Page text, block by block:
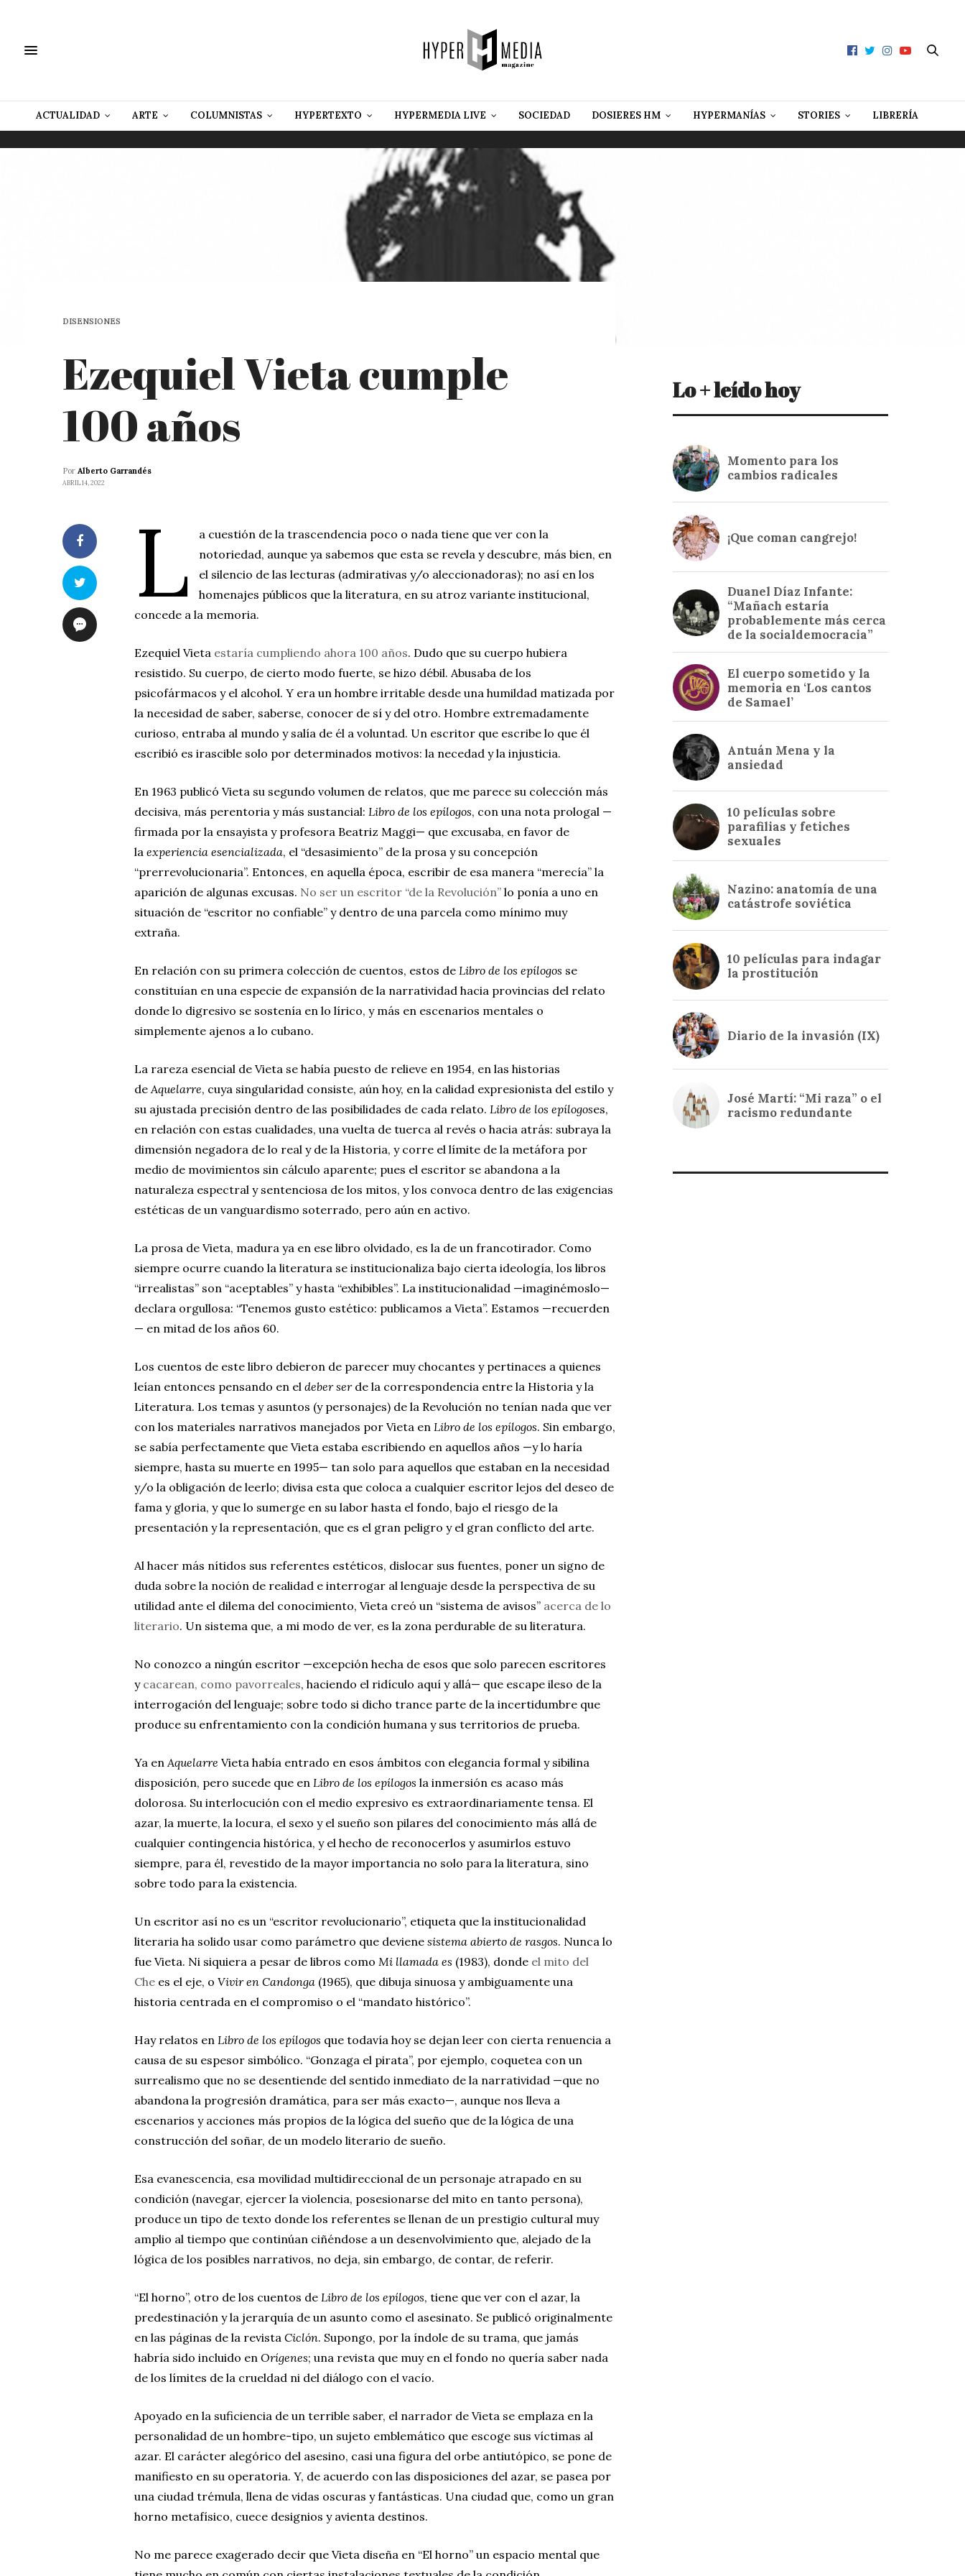
ACTUALIDAD ARTE COLUMNISTAS HYPERTEXTO HYPERMEDIA LIVE SOCIEDAD DOSIERES HM HYPERMANÍAS STORIES LIBRERÍA
DISENSIONES
Ezequiel Vieta cumple
100 años
Por Alberto Garrandés
ABRIL 14, 2022
L
a cuestión de la trascendencia poco o nada tiene que ver con la
notoriedad, aunque ya sabemos que esta se revela y descubre, más bien, en
el silencio de las lecturas (admirativas y/o aleccionadoras); no así en los
homenajes públicos que la literatura, en su atroz variante institucional,
concede a la memoria.
Ezequiel Vieta estaría cumpliendo ahora 100 años. Dudo que su cuerpo hubiera
resistido. Su cuerpo, de cierto modo fuerte, se hizo débil. Abusaba de los
psicofármacos y el alcohol. Y era un hombre irritable desde una humildad matizada por
la necesidad de saber, saberse, conocer de sí y del otro. Hombre extremadamente
curioso, entraba al mundo y salía de él a voluntad. Un escritor que escribe lo que él
escribió es irascible solo por determinados motivos: la necedad y la injusticia.
En 1963 publicó Vieta su segundo volumen de relatos, que me parece su colección más
decisiva, más perentoria y más sustancial: Libro de los epílogos, con una nota prologal —
firmada por la ensayista y profesora Beatriz Maggi— que excusaba, en favor de
la experiencia esencializada, el “desasimiento” de la prosa y su concepción
“prerrevolucionaria”. Entonces, en aquella época, escribir de esa manera “merecía” la
aparición de algunas excusas. No ser un escritor “de la Revolución” lo ponía a uno en
situación de “escritor no confiable” y dentro de una parcela como mínimo muy
extraña.
En relación con su primera colección de cuentos, estos de Libro de los epílogos se
constituían en una especie de expansión de la narratividad hacia provincias del relato
donde lo digresivo se sostenía en lo lírico, y más en escenarios mentales o
simplemente ajenos a lo cubano.
La rareza esencial de Vieta se había puesto de relieve en 1954, en las historias
de Aquelarre, cuya singularidad consiste, aún hoy, en la calidad expresionista del estilo y
su ajustada precisión dentro de las posibilidades de cada relato. Libro de los epílogoses,
en relación con estas cualidades, una vuelta de tuerca al revés o hacia atrás: subraya la
dimensión negadora de lo real y de la Historia, y corre el límite de la metáfora por
medio de movimientos sin cálculo aparente; pues el escritor se abandona a la
naturaleza espectral y sentenciosa de los mitos, y los convoca dentro de las exigencias
estéticas de un vanguardismo soterrado, pero aún en activo.
La prosa de Vieta, madura ya en ese libro olvidado, es la de un francotirador. Como
siempre ocurre cuando la literatura se institucionaliza bajo cierta ideología, los libros
“irrealistas” son “aceptables” y hasta “exhibibles”. La institucionalidad —imaginémoslo—
declara orgullosa: “Tenemos gusto estético: publicamos a Vieta”. Estamos —recuerden
— en mitad de los años 60.
Los cuentos de este libro debieron de parecer muy chocantes y pertinaces a quienes
leían entonces pensando en el deber serde la correspondencia entre la Historia y la
Literatura. Los temas y asuntos (y personajes) de la Revolución no tenían nada que ver
con los materiales narrativos manejados por Vieta en Libro de los epílogos. Sin embargo,
se sabía perfectamente que Vieta estaba escribiendo en aquellos años —y lo haría
siempre, hasta su muerte en 1995— tan solo para aquellos que estaban en la necesidad
y/o la obligación de leerlo; divisa esta que coloca a cualquier escritor lejos del deseo de
fama y gloria, y que lo sumerge en su labor hasta el fondo, bajo el riesgo de la
presentación y la representación, que es el gran peligro y el gran conflicto del arte.
Al hacer más nítidos sus referentes estéticos, dislocar sus fuentes, poner un signo de
duda sobre la noción de realidad e interrogar al lenguaje desde la perspectiva de su
utilidad ante el dilema del conocimiento, Vieta creó un “sistema de avisos” acerca de lo
literario. Un sistema que, a mi modo de ver, es la zona perdurable de su literatura.
No conozco a ningún escritor —excepción hecha de esos que solo parecen escritores
y cacarean, como pavorreales, haciendo el ridículo aquí y allá— que escape ileso de la
interrogación del lenguaje; sobre todo si dicho trance parte de la incertidumbre que
produce su enfrentamiento con la condición humana y sus territorios de prueba.
Ya en Aquelarre Vieta había entrado en esos ámbitos con elegancia formal y sibilina
disposición, pero sucede que en Libro de los epílogos la inmersión es acaso más
dolorosa. Su interlocución con el medio expresivo es extraordinariamente tensa. El
azar, la muerte, la locura, el sexo y el sueño son pilares del conocimiento más allá de
cualquier contingencia histórica, y el hecho de reconocerlos y asumirlos estuvo
siempre, para él, revestido de la mayor importancia no solo para la literatura, sino
sobre todo para la existencia.
Un escritor así no es un “escritor revolucionario”, etiqueta que la institucionalidad
literaria ha solido usar como parámetro que deviene sistema abierto de rasgos. Nunca lo
fue Vieta. Ni siquiera a pesar de libros como Mi llamada es (1983), donde el mito del
Che es el eje, o Vivir en Candonga (1965), que dibuja sinuosa y ambiguamente una
historia centrada en el compromiso o el “mandato histórico”.
Hay relatos en Libro de los epílogos que todavía hoy se dejan leer con cierta renuencia a
causa de su espesor simbólico. “Gonzaga el pirata”, por ejemplo, coquetea con un
surrealismo que no se desentiende del sentido inmediato de la narratividad —que no
abandona la progresión dramática, para ser más exacto—, aunque nos lleva a
escenarios y acciones más propios de la lógica del sueño que de la lógica de una
construcción del soñar, de un modelo literario de sueño.
Esa evanescencia, esa movilidad multidireccional de un personaje atrapado en su
condición (navegar, ejercer la violencia, posesionarse del mito en tanto persona),
produce un tipo de texto donde los referentes se llenan de un prestigio cultural muy
amplio al tiempo que continúan ciñéndose a un desenvolvimiento que, alejado de la
lógica de los posibles narrativos, no deja, sin embargo, de contar, de referir.
“El horno”, otro de los cuentos de Libro de los epílogos, tiene que ver con el azar, la
predestinación y la jerarquía de un asunto como el asesinato. Se publicó originalmente
en las páginas de la revista Ciclón. Supongo, por la índole de su trama, que jamás
habría sido incluido en Orígenes; una revista que muy en el fondo no quería saber nada
de los límites de la crueldad ni del diálogo con el vacío.
Apoyado en la suficiencia de un terrible saber, el narrador de Vieta se emplaza en la
personalidad de un hombre-tipo, un sujeto emblemático que escoge sus víctimas al
azar. El carácter alegórico del asesino, casi una figura del orbe antiutópico, se pone de
manifiesto en su operatoria. Y, de acuerdo con las disposiciones del azar, se pasea por
una ciudad trémula, llena de vidas oscuras y fantásticas. Una ciudad que, como un gran
horno metafísico, cuece designios y avienta destinos.
No me parece exagerado decir que Vieta diseña en “El horno” un espacio mental que
Lo + leído hoy